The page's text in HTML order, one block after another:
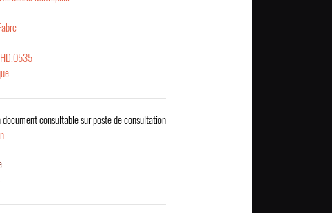
consultable sur poste de consultation